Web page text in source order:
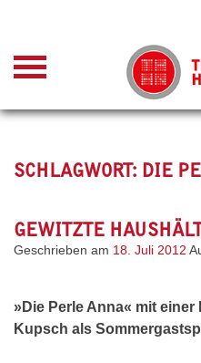
content
SCHLAGWORT: DIE
GEWITZTE
Geschrieben am 18. Juli 2012
»Die Perle Anna« mit
Kupsch als